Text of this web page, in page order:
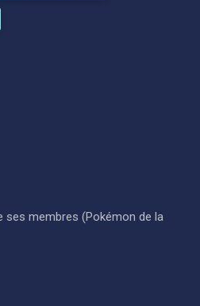
ses membres (Pokémon de la